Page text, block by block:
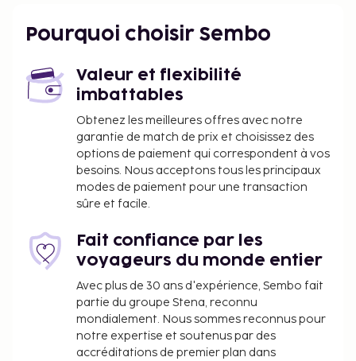
Pourquoi choisir Sembo
Valeur et flexibilité
imbattables
Obtenez les meilleures offres avec notre
garantie de match de prix et choisissez des
options de paiement qui correspondent à vos
besoins. Nous acceptons tous les principaux
modes de paiement pour une transaction
sûre et facile.
Fait confiance par les
voyageurs du monde entier
Avec plus de 30 ans d'expérience, Sembo fait
partie du groupe Stena, reconnu
mondialement. Nous sommes reconnus pour
notre expertise et soutenus par des
accréditations de premier plan dans